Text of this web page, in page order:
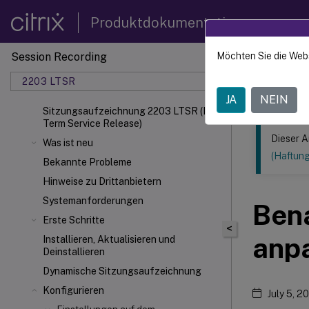
Produktdokumentation
Session Recording
2203 LTSR
Sitzungsaufzeichnung 2203 LTSR (Long
Term Service Release)
Was ist neu
Bekannte Probleme
Hinweise zu Drittanbietern
Systemanforderungen
Erste Schritte
Installieren, Aktualisieren und
Deinstallieren
Dynamische Sitzungsaufzeichnung
Konfigurieren
Dieser Inhalt
<
Dieser
July 5,
Möchten Sie die
JA NEIN